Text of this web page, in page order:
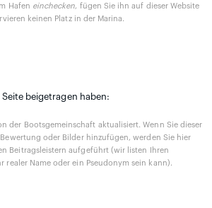
Hafen einchecken, fügen Sie ihn auf dieser Website
keinen Platz in der Marina.
Seite beigetragen haben:
der Bootsgemeinschaft aktualisiert. Wenn Sie dieser
oder Bilder hinzufügen, werden Sie hier
Beitragsleistern aufgeführt (wir listen Ihren
realer Name oder ein Pseudonym sein kann).